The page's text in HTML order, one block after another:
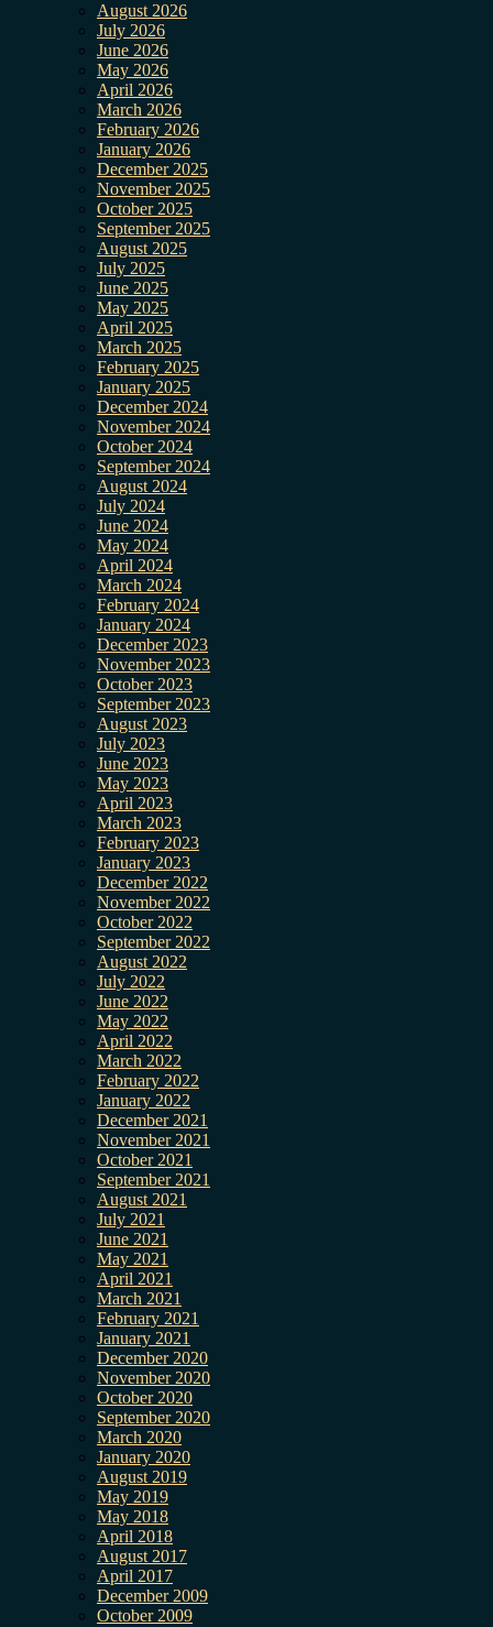
August 2026
July 2026
June 2026
May 2026
April 2026
March 2026
February 2026
January 2026
December 2025
November 2025
October 2025
September 2025
August 2025
July 2025
June 2025
May 2025
April 2025
March 2025
February 2025
January 2025
December 2024
November 2024
October 2024
September 2024
August 2024
July 2024
June 2024
May 2024
April 2024
March 2024
February 2024
January 2024
December 2023
November 2023
October 2023
September 2023
August 2023
July 2023
June 2023
May 2023
April 2023
March 2023
February 2023
January 2023
December 2022
November 2022
October 2022
September 2022
August 2022
July 2022
June 2022
May 2022
April 2022
March 2022
February 2022
January 2022
December 2021
November 2021
October 2021
September 2021
August 2021
July 2021
June 2021
May 2021
April 2021
March 2021
February 2021
January 2021
December 2020
November 2020
October 2020
September 2020
March 2020
January 2020
August 2019
May 2019
May 2018
April 2018
August 2017
April 2017
December 2009
October 2009